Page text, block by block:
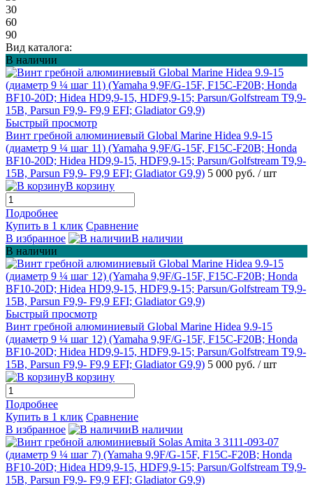
30
60
90
Вид каталога:
В наличии
Быстрый просмотр
Винт гребной алюминиевый Global Marine Hidea 9.9-15
(диаметр 9 ¼ шаг 11) (Yamaha 9,9F/G-15F, F15C-F20B; Honda
BF10-20D; Hidea HD9,9-15, HDF9,9-15; Parsun/Golfstream T9,9-
15B, Parsun F9,9- F9,9 EFI; Gladiator G9,9) 5 000 руб. / шт
В корзину
Подробнее
Купить в 1 клик Сравнение
В избранное
В наличии
В наличии
Быстрый просмотр
Винт гребной алюминиевый Global Marine Hidea 9.9-15
(диаметр 9 ¼ шаг 12) (Yamaha 9,9F/G-15F, F15C-F20B; Honda
BF10-20D; Hidea HD9,9-15, HDF9,9-15; Parsun/Golfstream T9,9-
15B, Parsun F9,9- F9,9 EFI; Gladiator G9,9) 5 000 руб. / шт
В корзину
Подробнее
Купить в 1 клик Сравнение
В избранное
В наличии